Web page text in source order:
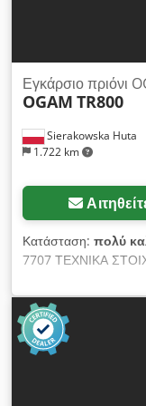
Sierakowska Huta
1.722 km
Εγκάρσιο πριόνι
OGAM TR800
Κατάσταση: πολύ
7707 ΤΕΧΝΙΚΑ
- Διάμετρος άξονα:
Πνευματική κίνηση
Ύψος κοπής: 135mm
κινητήρας: 11kW -
2x110mm -